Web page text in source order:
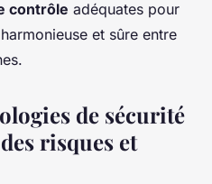
contrôle adéquates pour
et sûre entre
de sécurité
risques et